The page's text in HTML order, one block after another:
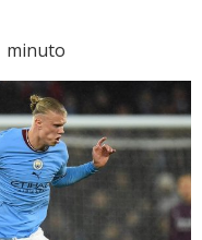
minuto